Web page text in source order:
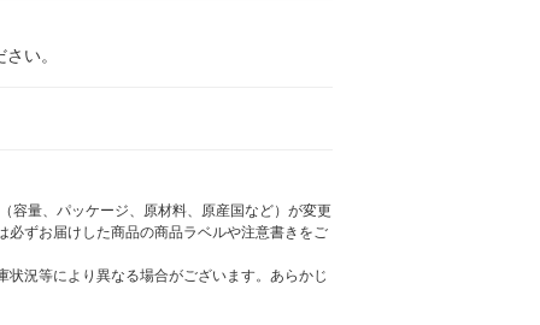
い。
容量、パッケージ、原材料、原産国など）が変更
ずお届けした商品の商品ラベルや注意書きをご
況等により異なる場合がございます。あらかじ